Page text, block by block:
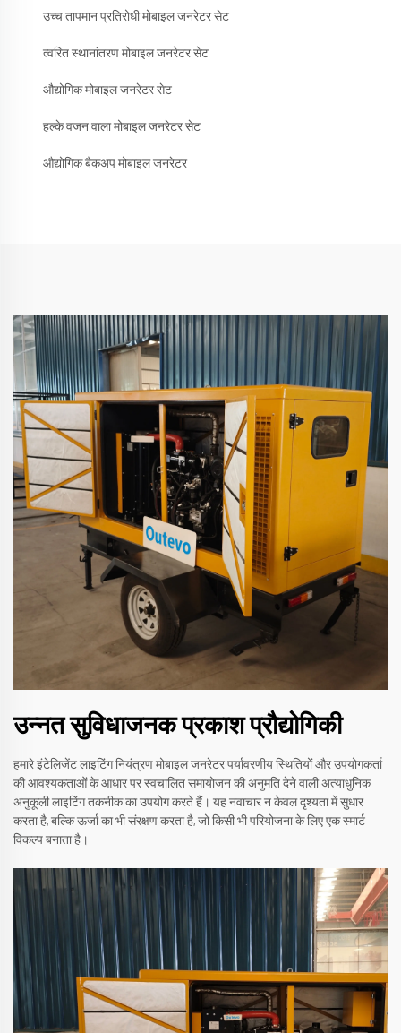
उच्च तापमान प्रतिरोधी मोबाइल जनरेटर सेट
त्वरित स्थानांतरण मोबाइल जनरेटर सेट
औद्योगिक मोबाइल जनरेटर सेट
हल्के वजन वाला मोबाइल जनरेटर सेट
औद्योगिक बैकअप मोबाइल जनरेटर
उन्नत सुविधाजनक प्रकाश प्रौद्योगिकी
हमारे इंटेलिजेंट लाइटिंग नियंत्रण मोबाइल जनरेटर पर्यावरणीय स्थितियों और उपयोगकर्ता
की आवश्यकताओं के आधार पर स्वचालित समायोजन की अनुमति देने वाली अत्याधुनिक
अनुकूली लाइटिंग तकनीक का उपयोग करते हैं। यह नवाचार न केवल दृश्यता में सुधार
करता है, बल्कि ऊर्जा का भी संरक्षण करता है, जो किसी भी परियोजना के लिए एक स्मार्ट
विकल्प बनाता है।